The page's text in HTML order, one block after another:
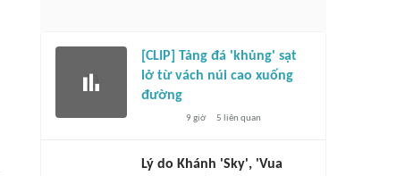
[CLIP] Tảng đá 'khủng' sạt
lở từ vách núi cao xuống
đường
9 giờ 5 liên quan
Lý do Khánh 'Sky', 'Vua